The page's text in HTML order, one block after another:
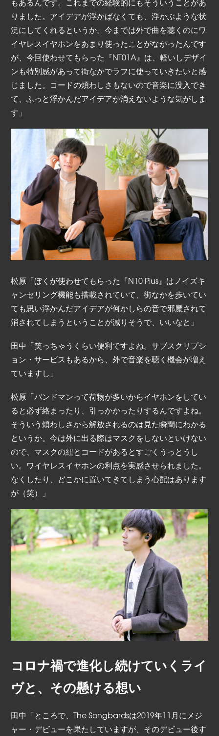
りました。アイデアが浮かばなくても、浮かぶような状
況にしてくれるというか。今までは外で曲を聴くのにワ
イヤレスイヤホンをあまり使ったことがなかったんです
が、今回使わせてもらった『NT01A』は、軽いしデザイ
ンも特別感があって街なかでラフに使っていきたいと感
じました。コードの煩わしさもないので音楽に没入でき
て、ふっと浮かんだアイデアが消えないような気がしま
す」
松原「ぼくが使わせてもらった『N10 Plus』はノイズキ
ャンセリング機能も搭載されていて、街なかを歩いてい
ても思い浮かんだアイデアが何かしらの音で邪魔されて
消されてしまうということが減りそうで、いいなと」
田中「笑っちゃうくらい便利ですよね。サブスクリプシ
ョン・サービスもあるから、外で音楽を聴く機会が増え
ていますし」
松原「バンドマンって荷物が多いからイヤホンをしてい
ると必ず絡まったり、引っかかったりするんですよね。
そういう煩わしさから解放されるのは見た瞬間にわかる
というか。今は外に出る際はマスクをしないといけない
ので、マスクの紐とコードがあるとすごくうっとうし
い。ワイヤレスイヤホンの利点を実感させられました。
なくしたり、どこかに置いてきてしまう心配はあります
が（笑）」
コロナ禍で進化し続けていくライ
ヴと、その懸ける想い
田中「ところで、The Songbardsは2019年11月にメジ
ャー・デビューを果たしていますが、そのデビュー後す